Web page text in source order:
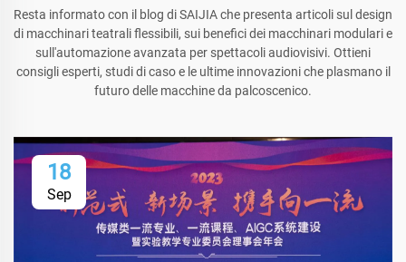
Resta informato con il blog di SAIJIA che presenta articoli sul design
di macchinari teatrali flessibili, sui benefici dei macchinari modulari e
sull'automazione avanzata per spettacoli audiovisivi. Ottieni
consigli esperti, studi di caso e le ultime innovazioni che plasmano il
futuro delle macchine da palcoscenico.
18
Sep